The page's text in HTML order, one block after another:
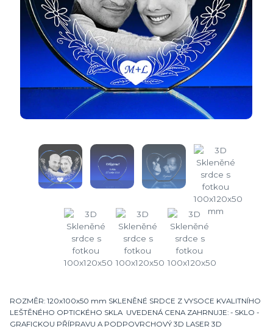
ROZMĚR: 120x100x50 mm SKLENĚNÉ SRDCE Z VYSOCE KVALITNÍHO
LEŠTĚNÉHO OPTICKÉHO SKLA UVEDENÁ CENA ZAHRNUJE: - SKLO -
GRAFICKOU PŘÍPRAVU A PODPOVRCHOVÝ 3D LASER 3D